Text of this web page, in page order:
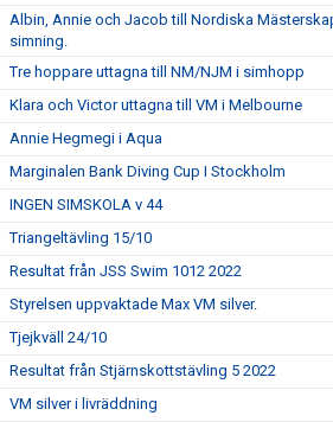
Albin, Annie och Jacob till Nordiska
simning.
Tre hoppare uttagna till NM/NJM i simhopp
Klara och Victor uttagna till VM i Melbourne
Annie Hegmegi i Aqua
Marginalen Bank Diving Cup I Stockholm
INGEN SIMSKOLA v 44
Triangeltävling 15/10
Resultat från JSS Swim 1012 2022
Styrelsen uppvaktade Max VM silver.
Tjejkväll 24/10
Resultat från Stjärnskottstävling 5 2022
VM silver i livräddning